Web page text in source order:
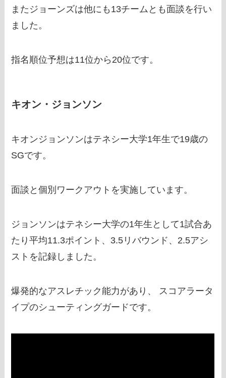
またジョーンズは他にも13チームとも面談を行い
ました。
指名順位予想は11位から20位です。
キオン・ジョンソン
キオンジョンソンはテネシー大学1年生で19歳の
SGです。
面談と個別ワークアウトを実施しています。
ジョンソンはテネシー大学の1年生として1試合あ
たり平均11.3ポイント、3.5リバウンド、2.5アシ
ストを記録しました。
爆発的なアスレチック能力があり、 スコアラータ
イプのシューティングガードです。